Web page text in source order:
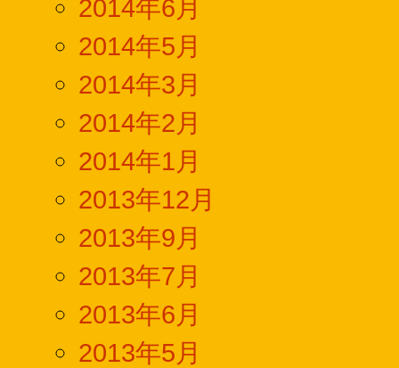
2014年6月
2014年5月
2014年3月
2014年2月
2014年1月
2013年12月
2013年9月
2013年7月
2013年6月
2013年5月